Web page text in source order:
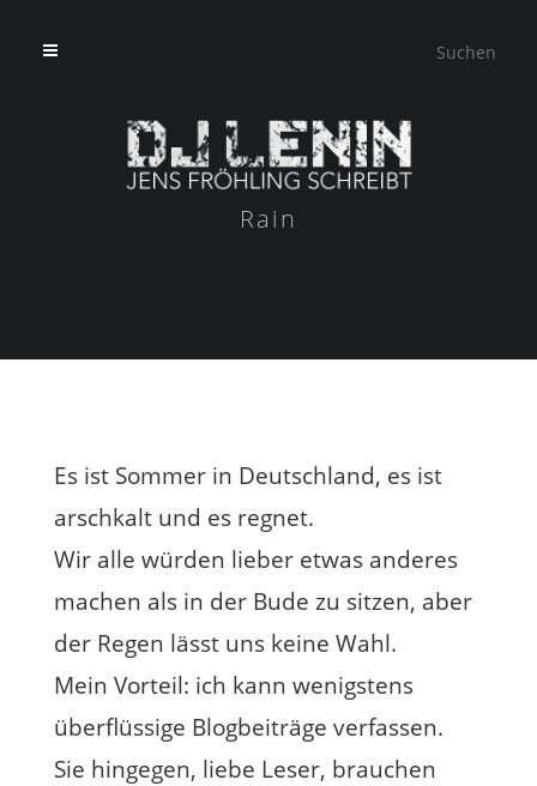
Rain
Es ist Sommer in Deutschland, es ist
arschkalt und es regnet.
Wir alle würden lieber etwas anderes
machen als in der Bude zu sitzen, aber
der Regen lässt uns keine Wahl.
Mein Vorteil: ich kann wenigstens
überflüssige Blogbeiträge verfassen.
Sie hingegen, liebe Leser, brauchen